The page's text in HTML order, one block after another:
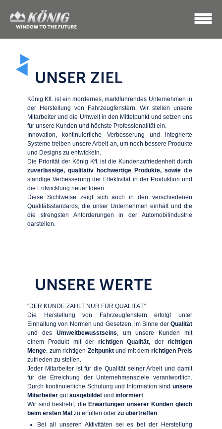
UNSER ZIEL
König Kft. ist ein mordernes, marktführendes Unternehmen in
der Herstellung von Fahrzeugfenstern. Wir stellen unsere
Mitarbeiter und die Umwelt in den Mittelpunkt und setzen uns
für unsere Kunden und höchste Professionalität ein.
Innovation, kontinuierliche Verbesserung und integrierte
Systeme treiben unsere Arbeit an, um noch bessere Produkte
und Designs zu entwickeln.
Die Priorität der König Kft. ist die Kundenzufriedenheit durch
zuverlässige, qualitativ hochwertige Produkte, sowie die
ständige Verbesserung der Effektivität in der Produktion und
die Entwicklung neuer Ideen.
Diese Sichtweise zeigt sich auch in den verschiedenen
Qualitätsstandards, die unser Unternehmen einhält und die
die strengsten Anforderungen in der Automobilindustrie
darstellen.
UNSERE WERTE
"DER KUNDE ZAHLT NUR FÜR QUALITÄT"
Die Herstellung von Fahrzeugfenstern erfolgt unter
Einhaltung von Normen und Gesetzen, im Sinne der Qualität
und des Umweltbewusstseins , um unsere Kunden mit
einem Produkt mit derrichtigen Qualität , derrichtigen
Menge , zum richtigen Zeitpunkt und mit dem richtigen Preis
zufrieden zu stellen.
Jeder Mitarbeiter ist für die Qualität seiner Arbeit und damit
für die Erreichung der Unternehmensziele verantwortlich.
Durch kontinuierliche Schulung und Information sind unsere
Mitarbeiter gutausgebildet und informiert
Wir sind bestrebt, dieErwartungen unserer Kunden gleich
beim ersten Mal zu erfüllen oder zu übertreffen:
Bei all unseren Aktivitäten sei es bei der Herstellung